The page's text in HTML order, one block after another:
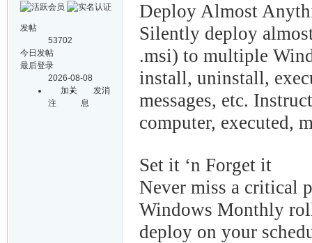
发帖
53702
今日发帖
最后登录
2026-08-08
加关
注
发消
息
Deploy Almost
Silently deploy
.msi) to multiple
install, uninstall,
messages, etc.
computer, executed,
Set it ‘n Forget it
Never miss a critical
Windows Monthly
deploy on your